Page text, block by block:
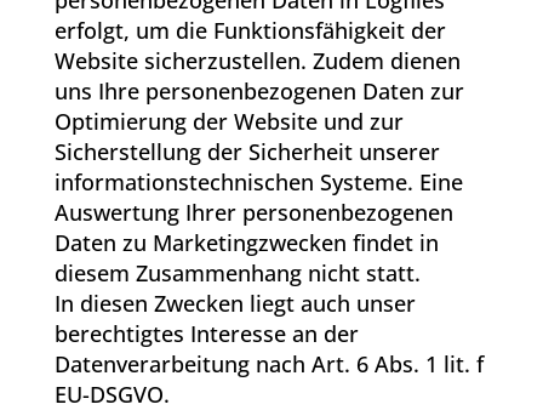
erfolgt, um die Funktionsfähigkeit der
Website sicherzustellen. Zudem dienen
uns Ihre personenbezogenen Daten zur
Optimierung der Website und zur
Sicherstellung der Sicherheit unserer
informationstechnischen Systeme. Eine
Auswertung Ihrer personenbezogenen
Daten zu Marketingzwecken findet in
diesem Zusammenhang nicht statt.
In diesen Zwecken liegt auch unser
berechtigtes Interesse an der
Datenverarbeitung nach Art. 6 Abs. 1 lit. f
EU-DSGVO.